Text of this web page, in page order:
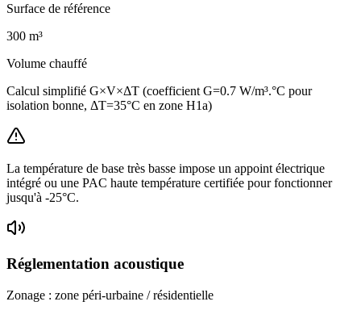
Surface de référence
300 m³
Volume chauffé
Calcul simplifié G×V×ΔT (coefficient G=0.7 W/m³.°C pour
isolation bonne, ΔT=35°C en zone H1a)
La température de base très basse impose un appoint électrique
intégré ou une PAC haute température certifiée pour fonctionner
jusqu'à -25°C.
Réglementation acoustique
Zonage : zone péri-urbaine / résidentielle